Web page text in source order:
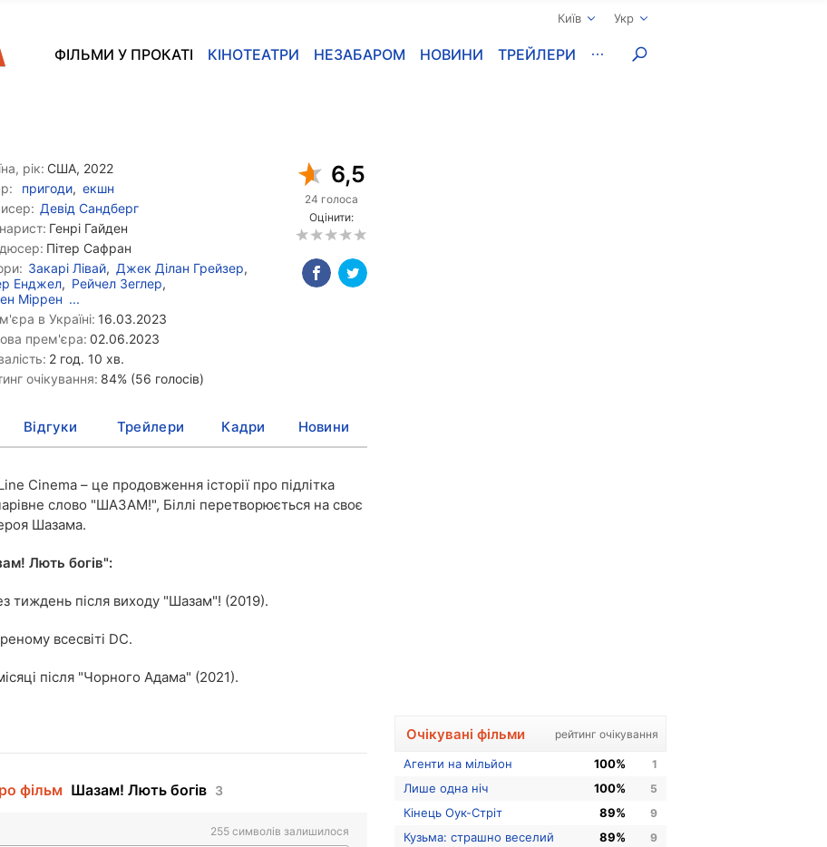
Київ Укр
ФІЛЬМИ У ПРОКАТІ КІНОТЕАТРИ НЕЗАБАРОМ НОВИНИ ТРЕЙЛЕРИ
рік: США, 2022
пригоди, екшн
Девід Сандберг
Генрі Гайден
Пітер Сафран
Закарі Лівай, Джек Ділан Грейзер,
Енджел, Рейчел Зеглер,
Міррен ...
в Україні: 16.03.2023
прем'єра: 02.06.2023
2 год. 10 хв.
очікування: 84% (56 голосів)
6,5
24 голоса
Оцінити:
Відгуки Трейлери Кадри Новини
Cinema – це продовження історії про підлітка
слово "ШАЗАМ!", Біллі перетворюється на своє
Шазама.
Лють богів":
тиждень після виходу "Шазам"! (2019).
всесвіті DC.
після "Чорного Адама" (2021).
фільм Шазам! Лють богів 3
255 символів залишилося
Очікувані фільми рейтинг очікування
Агенти на мільйон 100% 1
Лише одна ніч 100% 5
Кінець Оук-Стріт 89% 9
Кузьма: страшно веселий 89% 9